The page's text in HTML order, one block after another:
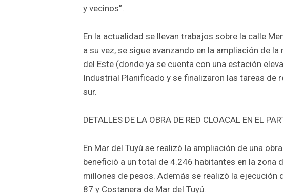
y vecinos”.
En la actualidad se llevan trabajos sobre la calle
a su vez, se sigue avanzando en la ampliación de
del Este (donde ya se cuenta con una estación
Industrial Planificado y se finalizaron las tareas de
sur.
DETALLES DE LA OBRA DE RED CLOACAL EN EL
En Mar del Tuyú se realizó la ampliación de una
benefició a un total de 4.246 habitantes en la zona
millones de pesos. Además se realizó la ejecución
87 y Costanera de Mar del Tuyú.